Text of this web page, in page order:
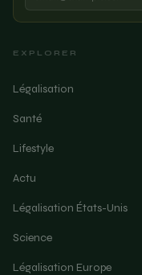
EXPLORER
Légalisation
Santé
Lifestyle
Actu
Légalisation États-Unis
Science
Légalisation Europe